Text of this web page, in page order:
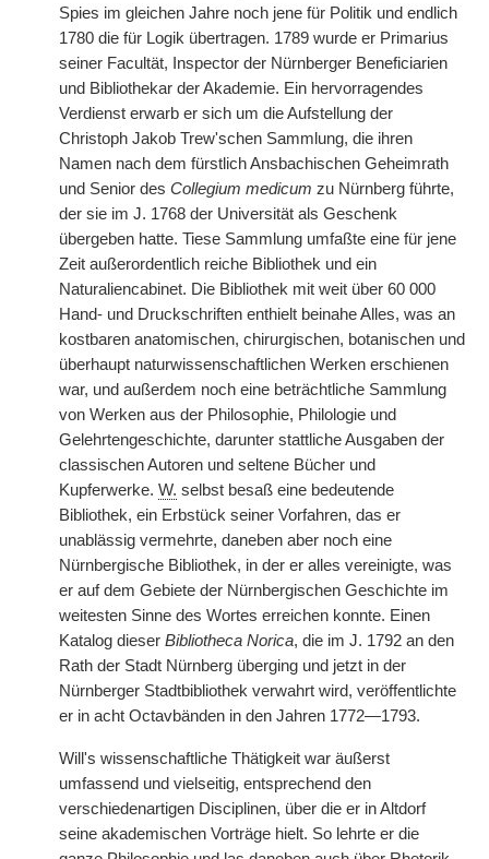
Spies im gleichen Jahre noch jene für Politik und endlich
1780 die für Logik übertragen. 1789 wurde er Primarius
seiner Facultät, Inspector der Nürnberger Beneficiarien
und Bibliothekar der Akademie. Ein hervorragendes
Verdienst erwarb er sich um die Aufstellung der
Christoph Jakob Trew'schen Sammlung, die ihren
Namen nach dem fürstlich Ansbachischen Geheimrath
und Senior des Collegium medicum zu Nürnberg führte,
der sie im J. 1768 der Universität als Geschenk
übergeben hatte. Tiese Sammlung umfaßte eine für jene
Zeit außerordentlich reiche Bibliothek und ein
Naturaliencabinet. Die Bibliothek mit weit über 60 000
Hand- und Druckschriften enthielt beinahe Alles, was an
kostbaren anatomischen, chirurgischen, botanischen und
überhaupt naturwissenschaftlichen Werken erschienen
war, und außerdem noch eine beträchtliche Sammlung
von Werken aus der Philosophie, Philologie und
Gelehrtengeschichte, darunter stattliche Ausgaben der
classischen Autoren und seltene Bücher und
Kupferwerke. W. selbst besaß eine bedeutende
Bibliothek, ein Erbstück seiner Vorfahren, das er
unablässig vermehrte, daneben aber noch eine
Nürnbergische Bibliothek, in der er alles vereinigte, was
er auf dem Gebiete der Nürnbergischen Geschichte im
weitesten Sinne des Wortes erreichen konnte. Einen
Katalog dieser Bibliotheca Norica, die im J. 1792 an den
Rath der Stadt Nürnberg überging und jetzt in der
Nürnberger Stadtbibliothek verwahrt wird, veröffentlichte
er in acht Octavbänden in den Jahren 1772—1793.
Will's wissenschaftliche Thätigkeit war äußerst
umfassend und vielseitig, entsprechend den
verschiedenartigen Disciplinen, über die er in Altdorf
seine akademischen Vorträge hielt. So lehrte er die